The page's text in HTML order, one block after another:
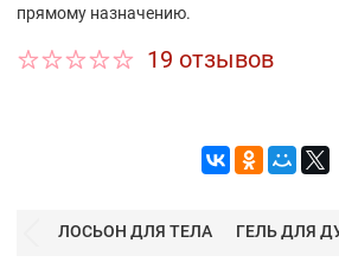
прямому назначению.
19 отзывов
ЛОСЬОН ДЛЯ ТЕЛА ГЕЛЬ ДЛЯ